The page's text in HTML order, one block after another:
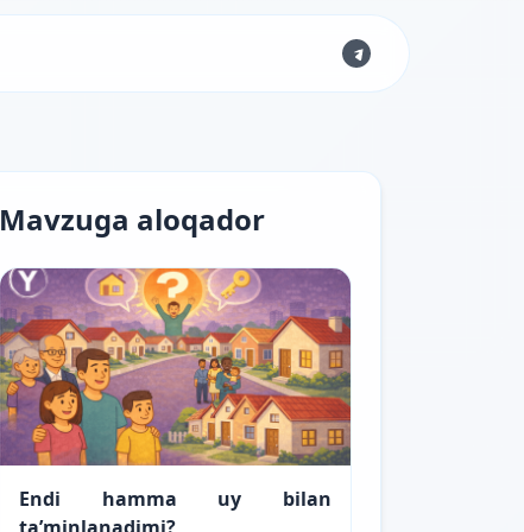
Mavzuga aloqador
Endi hamma uy bilan